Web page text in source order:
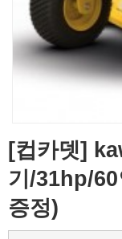
[컵카뎃]
기/31hp/
증정)